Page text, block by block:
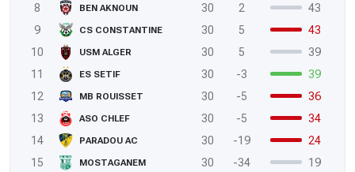
8
BEN AKNOUN 30 2
43
9
CS CONSTANTINE 30 5
43
10
USM ALGER 30 5
39
11
ES SETIF 30 -3
39
12
MB ROUISSET 30 -5
36
13
ASO CHLEF 30 -5
34
14
PARADOU AC 30 -19
24
15
MOSTAGANEM 30 -34
19